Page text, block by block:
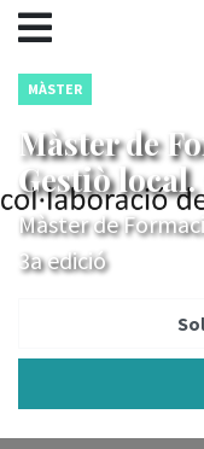
MÀSTER
Màster de
Gestiò
Màster de
3a edició